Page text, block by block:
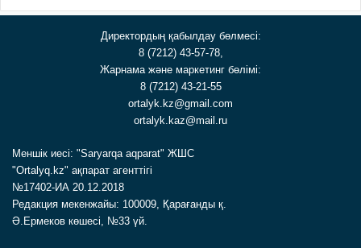
Директордың қабылдау бөлмесі:
8 (7212) 43-57-78,
Жарнама және маркетинг бөлімі:
8 (7212) 43-21-55
ortalyk.kz@gmail.com
ortalyk.kaz@mail.ru
Меншік иесі: "Saryarqa aqparat" ЖШС
"Ortalyq.kz" ақпарат агенттігі
№17402-ИА 20.12.2018
Редакция мекенжайы: 100009, Қарағанды қ.
Ә.Ермеков көшесі, №33 үй.